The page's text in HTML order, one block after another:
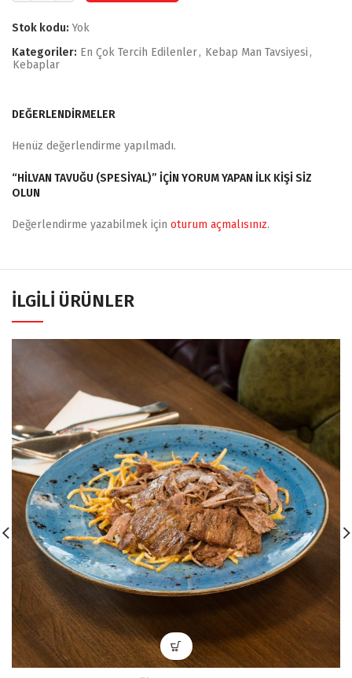
Stok kodu: Yok
Kategoriler: En Çok Tercih Edilenler, Kebap Man Tavsiyesi ,
Kebaplar
DEĞERLENDIRMELER
Henüz değerlendirme yapılmadı.
“HILVAN TAVUĞU (SPESIYAL)” IÇIN YORUM YAPAN ILK KIŞI SIZ
OLUN
Değerlendirme yazabilmek için oturum açmalısınız.
İLGILI ÜRÜNLER